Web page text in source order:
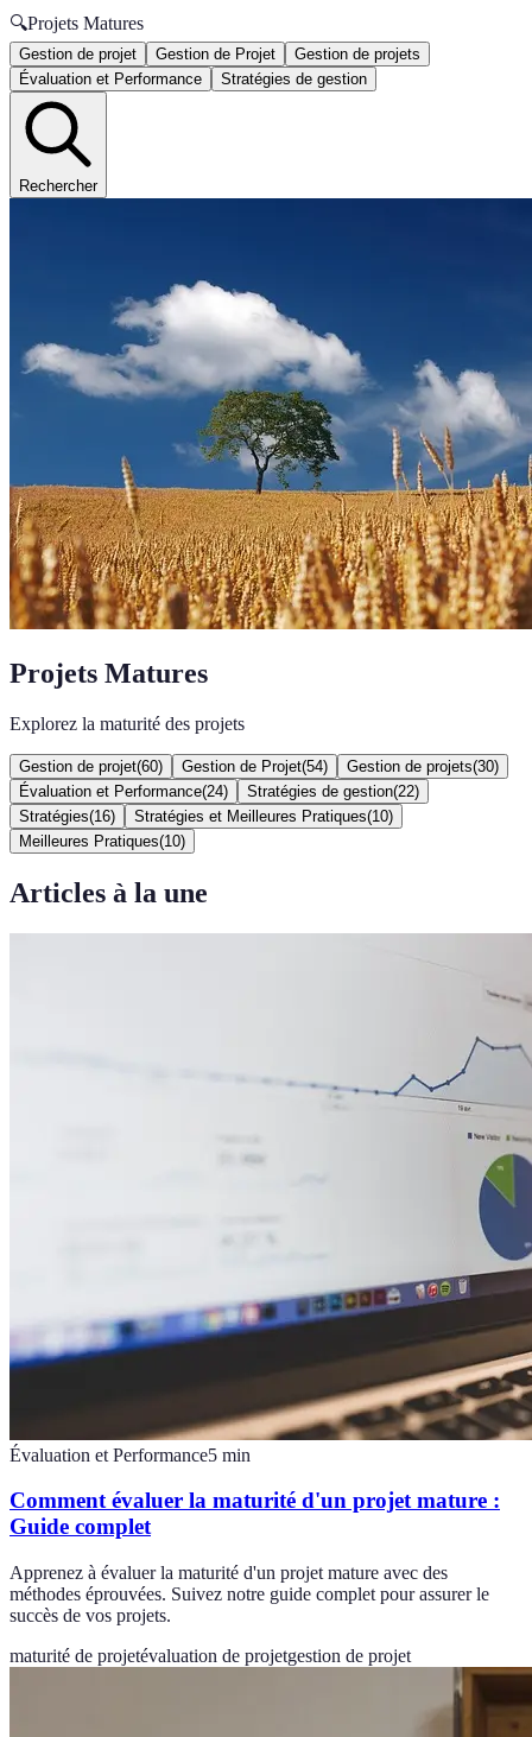
🔍Projets Matures
Gestion de projet Gestion de Projet
Gestion de projets
Évaluation et Performance
Stratégies de gestion
Rechercher
Projets Matures
Explorez la maturité des projets
Gestion de projet(60) Gestion de Projet(54) Gestion de projets(30)
Évaluation et Performance(24) Stratégies de gestion(22)
Stratégies(16) Stratégies et Meilleures Pratiques(10)
Meilleures Pratiques(10)
Articles à la une
Évaluation et Performance5 min
Comment évaluer la maturité d'un projet mature :
Guide complet
Apprenez à évaluer la maturité d'un projet mature avec des
méthodes éprouvées. Suivez notre guide complet pour assurer le
succès de vos projets.
maturité de projetévaluation de projetgestion de projet